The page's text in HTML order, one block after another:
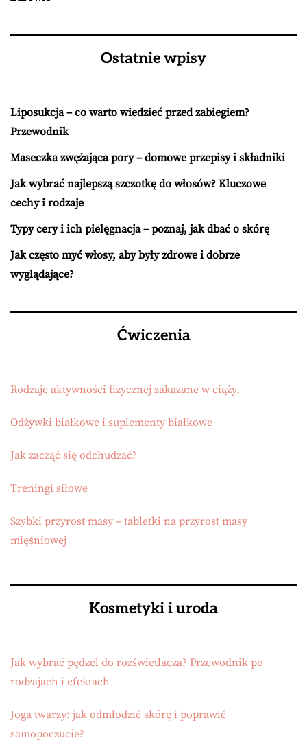
Ostatnie wpisy
Liposukcja – co warto wiedzieć przed zabiegiem?
Przewodnik
Maseczka zwężająca pory – domowe przepisy i składniki
Jak wybrać najlepszą szczotkę do włosów? Kluczowe
cechy i rodzaje
Typy cery i ich pielęgnacja – poznaj, jak dbać o skórę
Jak często myć włosy, aby były zdrowe i dobrze
wyglądające?
Ćwiczenia
Rodzaje aktywności fizycznej zakazane w ciąży.
Odżywki białkowe i suplementy białkowe
Jak zacząć się odchudzać?
Treningi siłowe
Szybki przyrost masy – tabletki na przyrost masy
mięśniowej
Kosmetyki i uroda
Jak wybrać pędzel do rozświetlacza? Przewodnik po
rodzajach i efektach
Joga twarzy: jak odmłodzić skórę i poprawić
samopoczucie?